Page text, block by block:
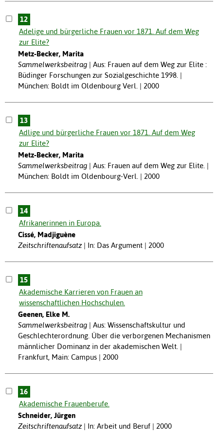
12
Adelige und bürgerliche Frauen vor 1871. Auf dem Weg
zur Elite?
Metz-Becker, Marita
Sammelwerksbeitrag
Aus: Frauen auf dem Weg zur Elite :
Büdinger Forschungen zur Sozialgeschichte 1998. |
München: Boldt im Oldenbourg Verl. | 2000
13
Adlige und bürgerliche Frauen vor 1871. Auf dem Weg
zur Elite?
Metz-Becker, Marita
Sammelwerksbeitrag
Aus: Frauen auf dem Weg zur Elite. |
München: Boldt im Oldenbourg-Verl. | 2000
14
Afrikanerinnen in Europa.
Cissé, Madjiguène
Zeitschriftenaufsatz
In: Das Argument | 2000
15
Akademische Karrieren von Frauen an
wissenschaftlichen Hochschulen.
Geenen, Elke M.
Sammelwerksbeitrag
Aus: Wissenschaftskultur und
Geschlechterordnung. Über die verborgenen Mechanismen
männlicher Dominanz in der akademischen Welt. |
Frankfurt, Main: Campus | 2000
16
Akademische Frauenberufe.
Schneider, Jürgen
Zeitschriftenaufsatz
In: Arbeit und Beruf | 2000